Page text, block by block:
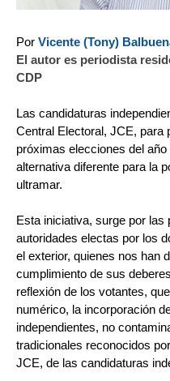
Por Vicente (Tony)
El autor es periodista
CDP
Las candidaturas
Central Electoral, JCE, para
próximas elecciones del
alternativa diferente para la
ultramar.
Esta iniciativa, surge por
autoridades electas por los
el exterior, quienes nos han
cumplimiento de sus
reflexión de los votantes,
numérico, la incorporación
independientes, no
tradicionales reconocidos
JCE, de las candidaturas